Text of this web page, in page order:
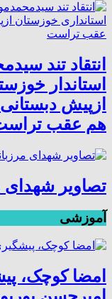
انتقاد تند
استاندار
ازپیش
هم عقب
تصاویر شهدای
آموزشی
امضا کوچک،